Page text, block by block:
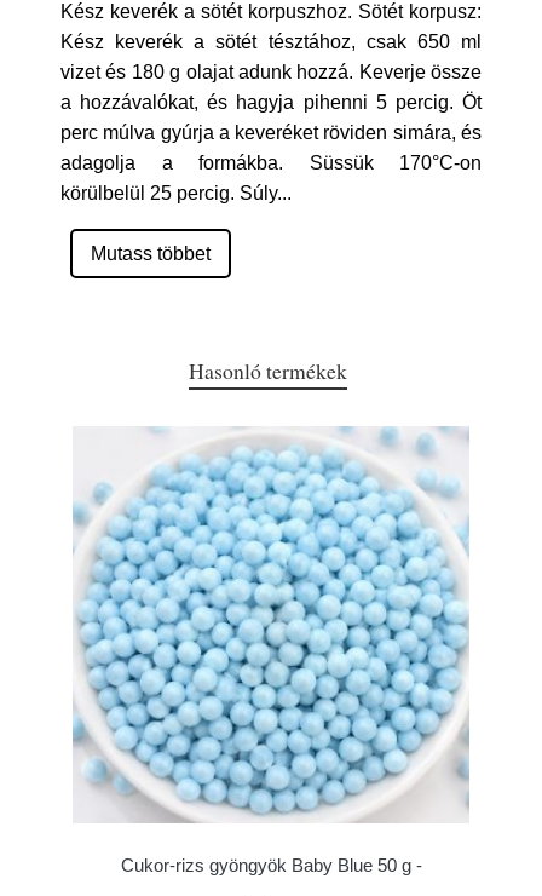
Kész keverék a sötét korpuszhoz. Sötét korpusz:
Kész keverék a sötét tésztához, csak 650 ml
vizet és 180 g olajat adunk hozzá. Keverje össze
a hozzávalókat, és hagyja pihenni 5 percig. Öt
perc múlva gyúrja a keveréket röviden simára, és
adagolja a formákba. Süssük 170°C-on
körülbelül 25 percig. Súly...
Mutass többet
Hasonló termékek
Cukor-rizs gyöngyök Baby Blue 50 g -